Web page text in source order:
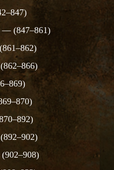
— (847–861)